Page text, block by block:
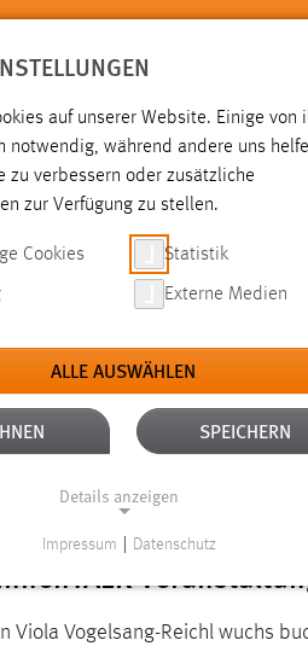
News der OTH Amberg-Weiden
es sich an, ein
Und was bedeutet es
Viola Vogelsang-
Viola Vogelsang-Reichl wuchs
auf unserer Website. Einige von
notwendig, während andere uns
zu verbessern oder zusätzliche
zur Verfügung zu stellen.
Cookies Statistik
Externe Medien
ALLE AUSWÄHLEN
SPEICHERN
Details anzeigen
und sind für die einwandfreie
Impressum Datenschutz